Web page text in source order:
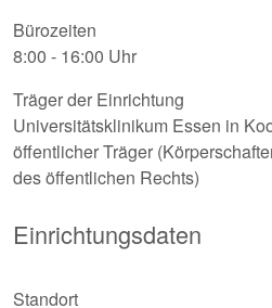
Bürozeiten
8:00 - 16:00 Uhr
Träger der Einrichtung
Universitätsklinikum Essen in
öffentlicher Träger
des öffentlichen Rechts)
Einrichtungsdaten
Standort